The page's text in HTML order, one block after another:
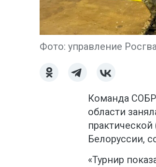
Фото: управление
Команда
области
Белоруссии,
«Турнир